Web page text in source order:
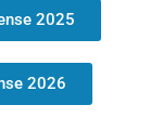
2025
2026